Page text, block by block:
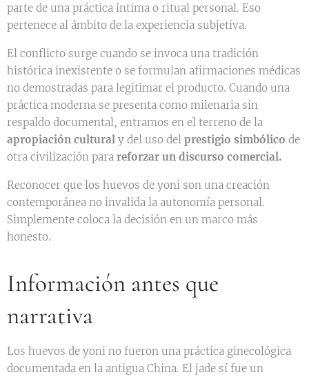
parte de una práctica íntima o ritual personal. Eso
pertenece al ámbito de la experiencia subjetiva.
El conflicto surge cuando se invoca una tradición
histórica inexistente o se formulan afirmaciones médicas
no demostradas para legitimar el producto. Cuando una
práctica moderna se presenta como milenaria sin
respaldo documental, entramos en el terreno de la
apropiación cultural y del uso del prestigio simbólico de
otra civilización para reforzar un discurso comercial.
Reconocer que los huevos de yoni son una creación
contemporánea no invalida la autonomía personal.
Simplemente coloca la decisión en un marco más
honesto.
Información antes que
narrativa
Los huevos de yoni no fueron una práctica ginecológica
documentada en la antigua China. El jade sí fue un